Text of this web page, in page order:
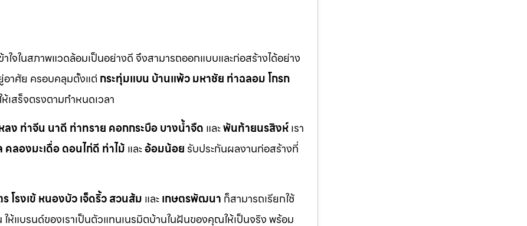
าใจในสภาพแวดล้อมเป็นอย่างดี จึงสามารถออกแบบและก่อสร้างได้อย่าง
อาศัย ครอบคลุมตั้งแต่ กระทุ่มแบน บ้านแพ้วมหาชัย ท่าฉลอมโกรก
สร็จตรงตามกำหนดเวลา
ลง ท่าจีน นาดี ท่าทราย คอกกระบือบางน้ำจืด และพันท้ายนรสิงห์เรา
คลองมะเดื่อดอนไก่ดี ท่าไม้ และอ้อมน้อยรับประกันผลงานก่อสร้างที่
โรงเข้หนองบัวเจ็ดริ้วสวนส้ม และเกษตรพัฒนา ก็สามารถเรียกใช้
ห้แบรนด์ของเราเป็นตัวแทนเนรมิตบ้านในฝันของคุณให้เป็นจริง พร้อม